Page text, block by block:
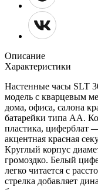
Описание
Характеристики
Настенные часы SLT
модель с кварцевым
дома, офиса, салона
батарейки типа АА.
пластика, циферблат
акцентная красная
Круглый корпус
громоздко. Белый
легко читается с
стрелка добавляет